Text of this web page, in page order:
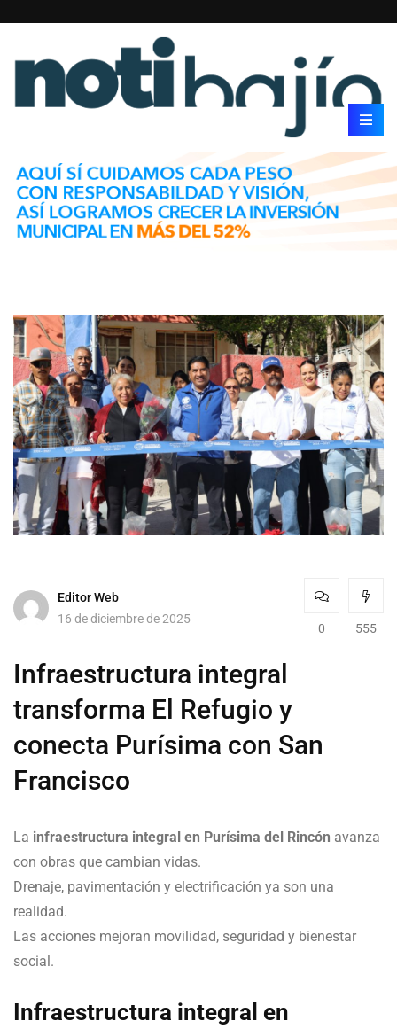
Editor Web
16 de diciembre de 2025
0 555
Infraestructura integral
transforma El Refugio y
conecta Purísima con San
Francisco
La infraestructura integral en Purísima del Rincón avanza
con obras que cambian vidas.
Drenaje, pavimentación y electrificación ya son una
realidad.
Las acciones mejoran movilidad, seguridad y bienestar
social.
Infraestructura integral en